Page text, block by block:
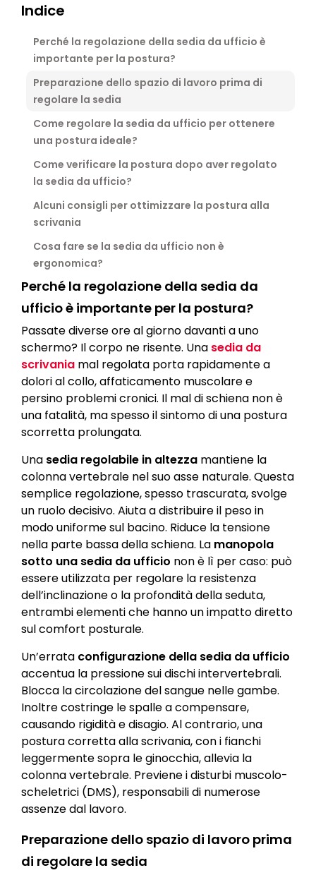
Indice
Perché la regolazione della sedia da ufficio è
importante per la postura?
Preparazione dello spazio di lavoro prima di
regolare la sedia
Come regolare la sedia da ufficio per ottenere
una postura ideale?
Come verificare la postura dopo aver regolato
la sedia da ufficio?
Alcuni consigli per ottimizzare la postura alla
scrivania
Cosa fare se la sedia da ufficio non è
ergonomica?
Perché la regolazione della sedia da
ufficio è importante per la postura?
Passate diverse ore al giorno davanti a uno
schermo? Il corpo ne risente. Una sedia da
scrivania mal regolata porta rapidamente a
dolori al collo, affaticamento muscolare e
persino problemi cronici. Il mal di schiena non è
una fatalità, ma spesso il sintomo di una postura
scorretta prolungata.
Una sedia regolabile in altezza mantiene la
colonna vertebrale nel suo asse naturale. Questa
semplice regolazione, spesso trascurata, svolge
un ruolo decisivo. Aiuta a distribuire il peso in
modo uniforme sul bacino. Riduce la tensione
nella parte bassa della schiena. La manopola
sotto una sedia da ufficio non è lì per caso: può
essere utilizzata per regolare la resistenza
dell’inclinazione o la profondità della seduta,
entrambi elementi che hanno un impatto diretto
sul comfort posturale.
Un’errata configurazione della sedia da ufficio
accentua la pressione sui dischi intervertebrali.
Blocca la circolazione del sangue nelle gambe.
Inoltre costringe le spalle a compensare,
causando rigidità e disagio. Al contrario, una
postura corretta alla scrivania, con i fianchi
leggermente sopra le ginocchia, allevia la
colonna vertebrale. Previene i disturbi muscolo-
scheletrici (DMS), responsabili di numerose
assenze dal lavoro.
Preparazione dello spazio di lavoro prima
di regolare la sedia